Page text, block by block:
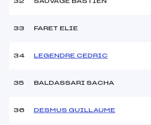
32 SAUVAGE BASTIEN
33 FARET ELIE
34 LEGENDRE CEDRIC
35 BALDASSARI SACHA
36 DESMUS GUILLAUME